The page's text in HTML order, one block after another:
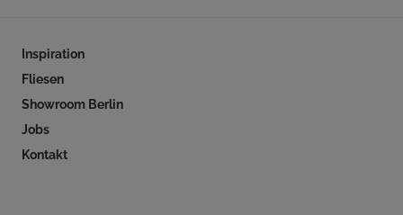
Inspiration
Fliesen
Showroom Berlin
Jobs
Kontakt